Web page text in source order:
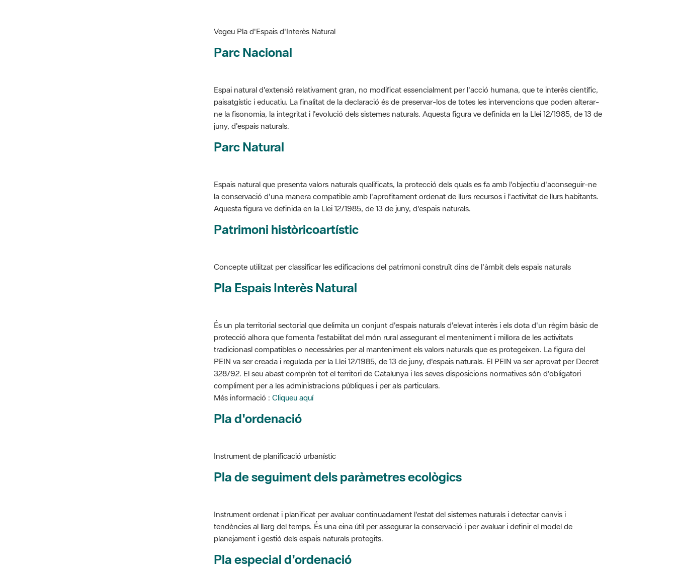
Vegeu Pla d'Espais d'Interès Natural
Parc Nacional
Espai natural d'extensió relativament gran, no modificat essencialment per l'acció humana, que te interès científic,
paisatgístic i educatiu. La finalitat de la declaració és de preservar-los de totes les intervencions que poden alterar-
ne la fisonomia, la integritat i l'evolució dels sistemes naturals. Aquesta figura ve definida en la Llei 12/1985, de 13 de
juny, d'espais naturals.
Parc Natural
Espais natural que presenta valors naturals qualificats, la protecció dels quals es fa amb l'objectiu d'aconseguir-ne
la conservació d'una manera compatible amb l'aprofitament ordenat de llurs recursos i l'activitat de llurs habitants.
Aquesta figura ve definida en la Llei 12/1985, de 13 de juny, d'espais naturals.
Patrimoni històricoartístic
Concepte utilitzat per classificar les edificacions del patrimoni construït dins de l'àmbit dels espais naturals
Pla Espais Interès Natural
És un pla territorial sectorial que delimita un conjunt d'espais naturals d'elevat interès i els dota d'un règim bàsic de
protecció alhora que fomenta l'estabilitat del món rural assegurant el menteniment i millora de les activitats
tradicionasl compatibles o necessàries per al manteniment els valors naturals que es protegeixen. La figura del
PEIN va ser creada i regulada per la Llei 12/1985, de 13 de juny, d'espais naturals. El PEIN va ser aprovat per Decret
328/92. El seu abast comprèn tot el territori de Catalunya i les seves disposicions normatives són d'obligatori
compliment per a les administracions públiques i per als particulars.
Més informació : Cliqueu aquí
Pla d'ordenació
Instrument de planificació urbanístic
Pla de seguiment dels paràmetres ecològics
Instrument ordenat i planificat per avaluar continuadament l'estat del sistemes naturals i detectar canvis i
tendències al llarg del temps. És una eina útil per assegurar la conservació i per avaluar i definir el model de
planejament i gestió dels espais naturals protegits.
Pla especial d'ordenació